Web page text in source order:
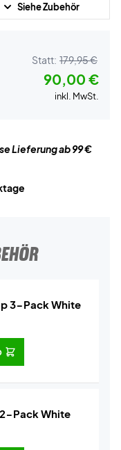
Siehe Zubehör
Statt: 179,95 €
90,00 €
inkl. MwSt.
Lieferung ab 99 €
3-Pack White
Pack White